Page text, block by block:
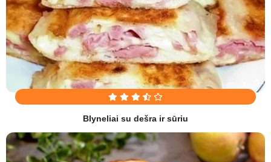
Blyneliai su dešra ir sūriu